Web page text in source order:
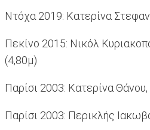
Ντόχα 2019: Κατερίνα
Πεκίνο 2015: Νικόλ
(4,80μ)
Παρίσι 2003: Κατερίνα
Παρίσι 2003: Περικλής